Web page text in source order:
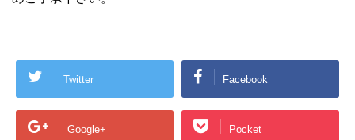
Twitter Facebook
Google+ Pocket